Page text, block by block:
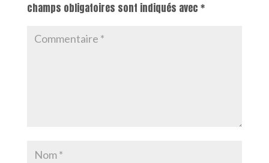
champs obligatoires sont indiqués avec *